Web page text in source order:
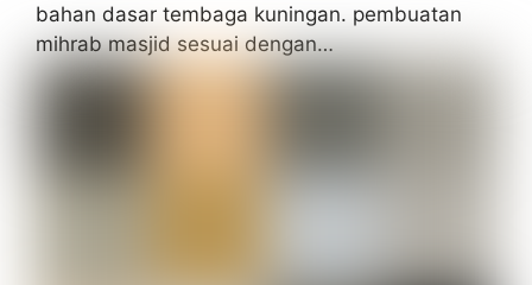
bahan dasar tembaga kuningan. pembuatan
mihrab masjid sesuai dengan…